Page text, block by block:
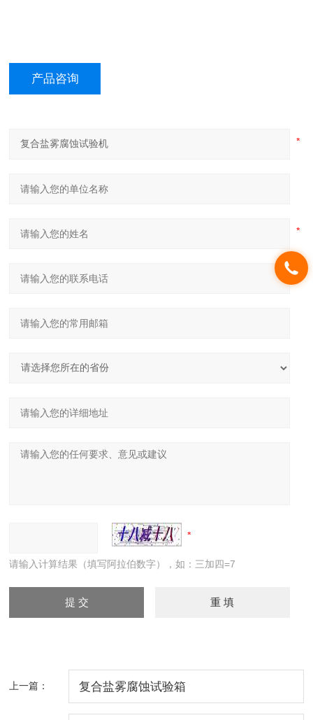
产品咨询
请输入计算结果（填写阿拉伯数字），如：三加四=7
上一篇： 复合盐雾腐蚀试验箱